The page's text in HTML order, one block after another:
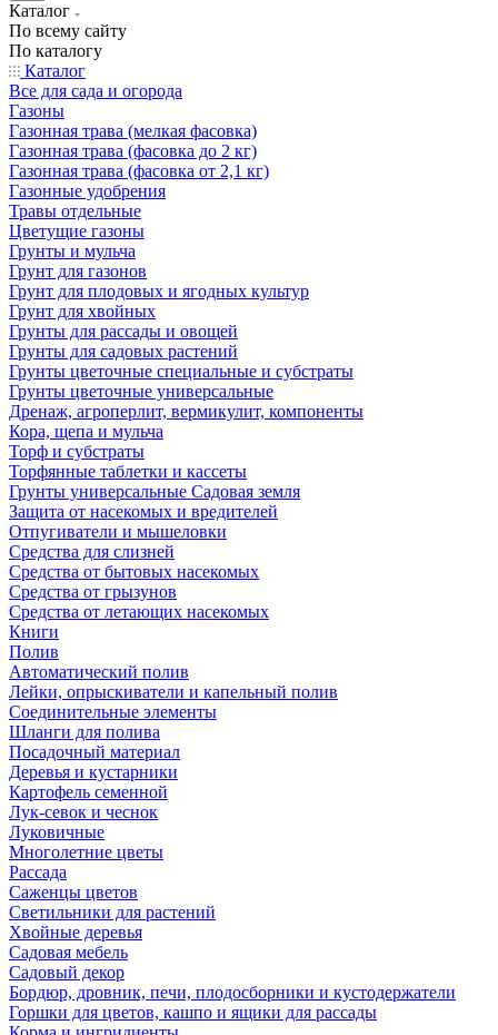
Каталог
По всему сайту
По каталогу
Каталог
Все для сада и огорода
Газоны
Газонная трава (мелкая фасовка)
Газонная трава (фасовка до 2 кг)
Газонная трава (фасовка от 2,1 кг)
Газонные удобрения
Травы отдельные
Цветущие газоны
Грунты и мульча
Грунт для газонов
Грунт для плодовых и ягодных культур
Грунт для хвойных
Грунты для рассады и овощей
Грунты для садовых растений
Грунты цветочные специальные и субстраты
Грунты цветочные универсальные
Дренаж, агроперлит, вермикулит, компоненты
Кора, щепа и мульча
Торф и субстраты
Торфянные таблетки и кассеты
Грунты универсальные Садовая земля
Защита от насекомых и вредителей
Отпугиватели и мышеловки
Средства для слизней
Средства от бытовых насекомых
Средства от грызунов
Средства от летающих насекомых
Книги
Полив
Автоматический полив
Лейки, опрыскиватели и капельный полив
Соединительные элементы
Шланги для полива
Посадочный материал
Деревья и кустарники
Картофель семенной
Лук-севок и чеснок
Луковичные
Многолетние цветы
Рассада
Саженцы цветов
Светильники для растений
Хвойные деревья
Садовая мебель
Садовый декор
Бордюр, дровник, печи, плодосборники и кустодержатели
Горшки для цветов, кашпо и ящики для рассады